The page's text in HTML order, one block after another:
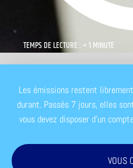
TEMPS DE LECTURE : < 1 MINUTE
Les émissions restent
durant. Passés 7 jours, elles
vous devez disposer d'un
VOUS